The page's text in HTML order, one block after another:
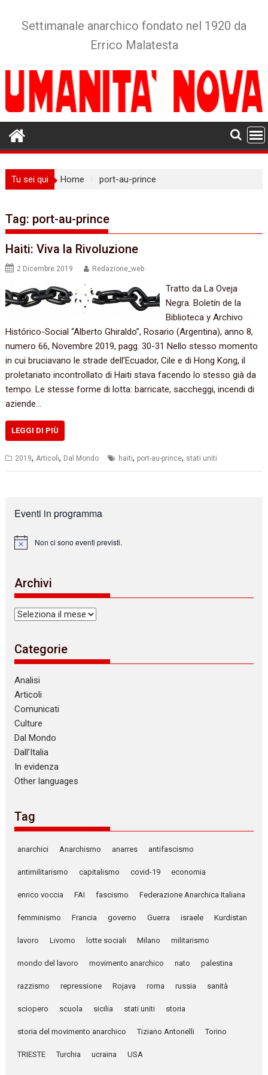
Settimanale anarchico fondato nel 1920 da
Errico Malatesta
Tu sei qui Home port-au-prince
Tag: port-au-prince
Haiti: Viva la Rivoluzione
2 Dicembre 2019 Redazione_web
Tratto da La Oveja
Negra. Boletín de la
Biblioteca y Archivo
Histórico-Social “Alberto Ghiraldo”, Rosario (Argentina), anno 8,
numero 66, Novembre 2019, pagg. 30-31 Nello stesso momento
in cui bruciavano le strade dell’Ecuador, Cile e di Hong Kong, il
proletariato incontrollato di Haiti stava facendo lo stesso già da
tempo. Le stesse forme di lotta: barricate, saccheggi, incendi di
aziende…
LEGGI DI PIÙ
2019,Articoli, Dal Mondo haiti, port-au-prince, stati uniti
Eventi in programma
N
c
e
Non ci sono eventi previsti.
Archivi
Archivi
Categorie
Analisi
Articoli
Comunicati
Culture
Dal Mondo
Dall’Italia
In evidenza
Other languages
Tag
anarchici Anarchismo anarres antifascismo
antimilitarismo capitalismo covid-19 economia
enrico voccia FAI fascismo Federazione Anarchica Italiana
femminismo Francia governo Guerra israele Kurdistan
lavoro Livorno lotte sociali Milano militarismo
mondo del lavoro movimento anarchico nato palestina
razzismo repressione Rojava roma russia sanità
sciopero scuola sicilia stati uniti storia
storia del movimento anarchico Tiziano Antonelli Torino
TRIESTE Turchia ucraina USA